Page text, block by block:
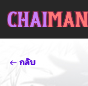
กลับ